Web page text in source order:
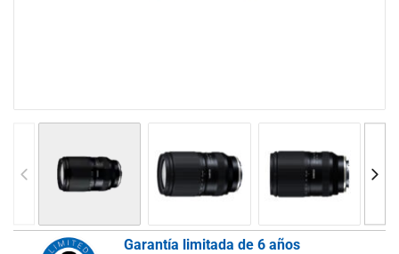
Garantía limitada de 6 años